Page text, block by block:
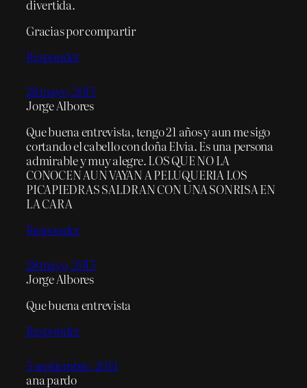
divertida.
Gracias por compartir
Responder
28 mayo, 2015
Jorge Albores
Que buena entrevista, tengo 21 años y aun me sigo
cortando el cabello con doña Elvia. Es una persona
admirable y muy alegre. LOS QUE NO LA
CONOCEN AUN VAYAN A PELUQUERIA LOS
PICAPIEDRAS SALDRAN CON UNA SONRISA EN
LA CARA
Responder
28 mayo, 2015
Jorge Albores
Que buena entrevista
Responder
5 septiembre, 2014
ana pardo